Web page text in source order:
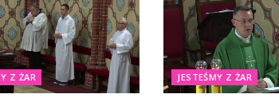
Z ŻAR JESTEŚMY Z ŻAR